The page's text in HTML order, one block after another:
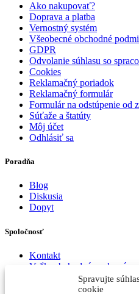
Spravujte
cookie
Ako nakupovať?
Doprava a platba
Vernostný systém
Všeobecné obchodné
GDPR
Odvolanie súhlasu so
Cookies
Reklamačný poriadok
Reklamačný formulár
Formulár na odstúpenie od
Súťaže a štatúty
Môj účet
Odhlásiť sa
Poradňa
Blog
Diskusia
Dopyt
Spoločnosť
Kontakt
Veľkoobchodná spolupráca